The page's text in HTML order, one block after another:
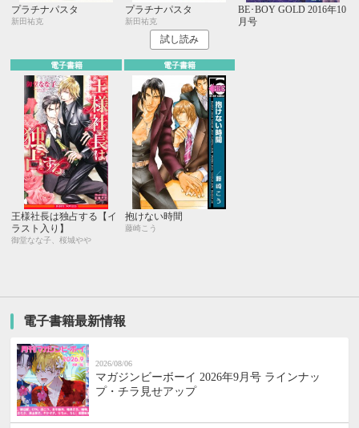
プラチナパスタ
新田祐克
プラチナパスタ
新田祐克
試し読み
BE･BOY GOLD 2016年10
月号
電子書籍
王様社長は独占する【イ
ラスト入り】
御堂なな子、桜城やや
電子書籍
抱けない時間
藤崎こう
電子書籍最新情報
2026/08/06
マガジンビーボーイ 2026年9月号 ラインナッ
プ・チラ見せアップ